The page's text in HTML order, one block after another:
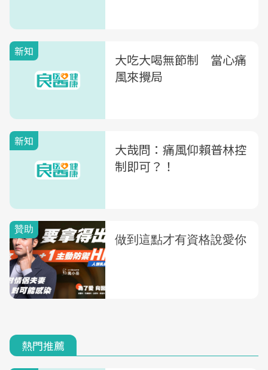
新知
大吃大喝無節制 當心痛
風來攪局
新知
大哉問：痛風仰賴普林控
制即可？！
熱門推薦